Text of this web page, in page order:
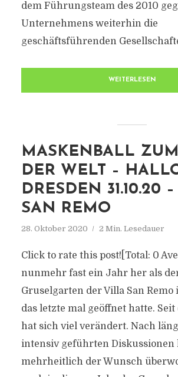
dem Führungsteam des 2010
Unternehmens weiterhin die
geschäftsführenden
WEITERLESEN
MASKENBALL
DER WELT –
DRESDEN 31.10.20
SAN REMO
28. Oktober 2020 2 Min. Lesedauer
Click to rate this post![Total: 0
nunmehr fast ein Jahr her als
Gruselgarten der Villa San Remo
das letzte mal geöffnet hatte.
hat sich viel verändert. Nach
intensiv geführten Diskussionen
mehrheitlich der Wunsch